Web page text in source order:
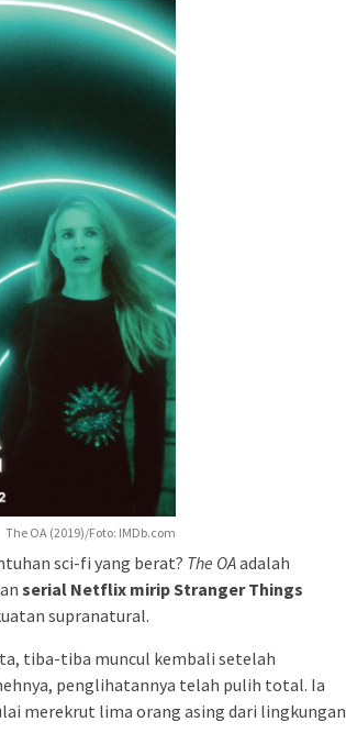
The OA (2019)/Foto: IMDb.com
sci-fi yang berat? The OAadalah
serial Netflix mirip Stranger Things
supranatural.
tiba-tiba muncul kembali setelah
penglihatannya telah pulih total. Ia
merekrut lima orang asing dari lingkungan